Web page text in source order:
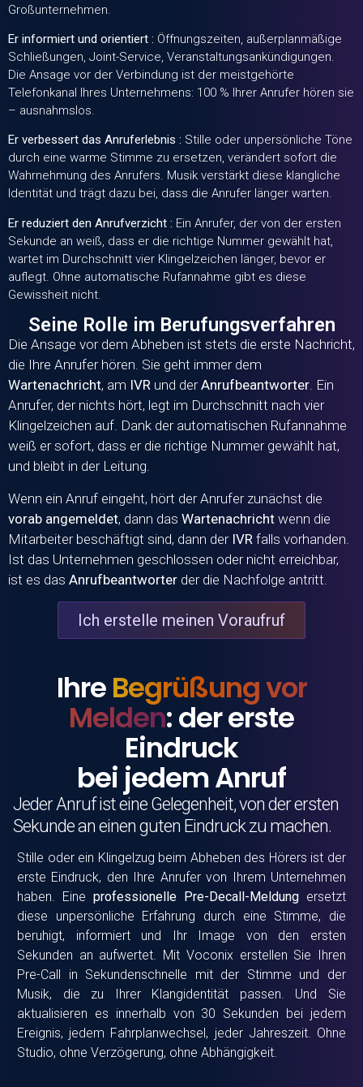
Großunternehmen.
Er informiert und orientiert : Öffnungszeiten, außerplanmäßige
Schließungen, Joint-Service, Veranstaltungsankündigungen.
Die Ansage vor der Verbindung ist der meistgehörte
Telefonkanal Ihres Unternehmens: 100 % Ihrer Anrufer hören sie
– ausnahmslos.
Er verbessert das Anruferlebnis : Stille oder unpersönliche Töne
durch eine warme Stimme zu ersetzen, verändert sofort die
Wahrnehmung des Anrufers. Musik verstärkt diese klangliche
Identität und trägt dazu bei, dass die Anrufer länger warten.
Er reduziert den Anrufverzicht : Ein Anrufer, der von der ersten
Sekunde an weiß, dass er die richtige Nummer gewählt hat,
wartet im Durchschnitt vier Klingelzeichen länger, bevor er
auflegt. Ohne automatische Rufannahme gibt es diese
Gewissheit nicht.
Seine Rolle im Berufungsverfahren
Die Ansage vor dem Abheben ist stets die erste Nachricht,
die Ihre Anrufer hören. Sie geht immer dem
Wartenachricht, am IVR und derAnrufbeantworter. Ein
Anrufer, der nichts hört, legt im Durchschnitt nach vier
Klingelzeichen auf. Dank der automatischen Rufannahme
weiß er sofort, dass er die richtige Nummer gewählt hat,
und bleibt in der Leitung.
Wenn ein Anruf eingeht, hört der Anrufer zunächst die
vorab angemeldet, dann das Wartenachricht wenn die
Mitarbeiter beschäftigt sind, dann der IVR falls vorhanden.
Ist das Unternehmen geschlossen oder nicht erreichbar,
ist es das Anrufbeantworter der die Nachfolge antritt.
Ich erstelle meinen Voraufruf
IhreBegrüßung vor
Melden: der erste
Eindruck
bei jedem Anruf
Jeder Anruf ist eine Gelegenheit, von der ersten
Sekunde an einen guten Eindruck zu machen.
Stille oder ein Klingelzug beim Abheben des Hörers ist der
erste Eindruck, den Ihre Anrufer von Ihrem Unternehmen
haben. Eine professionelle Pre-Decall-Meldung ersetzt
diese unpersönliche Erfahrung durch eine Stimme, die
beruhigt, informiert und Ihr Image von den ersten
Sekunden an aufwertet. Mit Voconixerstellen Sie Ihren
Pre-Call in Sekundenschnelle mit der Stimme und der
Musik, die zu Ihrer Klangidentität passen. Und Sie
aktualisieren es innerhalb von 30 Sekunden bei jedem
Ereignis, jedem Fahrplanwechsel, jeder Jahreszeit. Ohne
Studio, ohne Verzögerung, ohne Abhängigkeit.